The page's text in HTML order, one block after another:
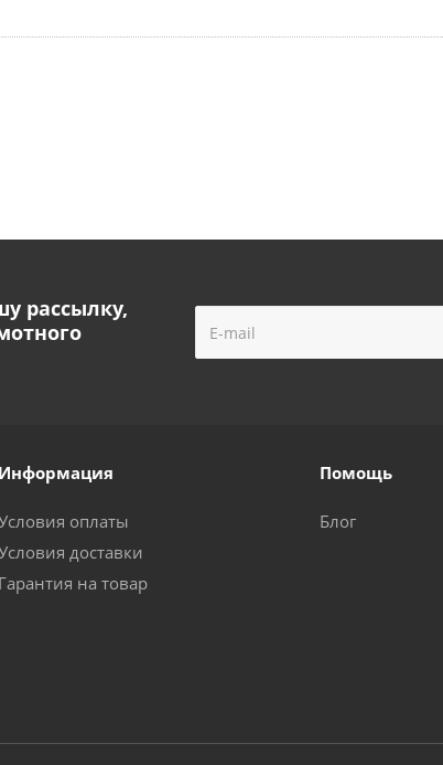
рассылку,
Информация
оплаты
доставки
Гарантия на товар
Помощь
Блог